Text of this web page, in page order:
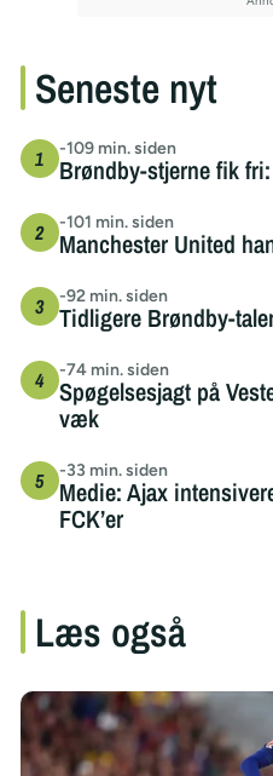
Seneste nyt
-109 min. siden
Brøndby-stjerne fik
-101 min. siden
Manchester United
-92 min. siden
Tidligere Brøndby-
-74 min. siden
Spøgelsesjagt på
væk
-33 min. siden
Medie: Ajax
FCK’er